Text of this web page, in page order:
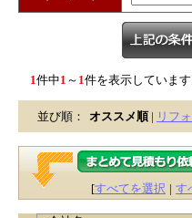
1件中1 ～ 1件を表示しています
並び順： オススメ順 | リフ
[すべてを選択 | す